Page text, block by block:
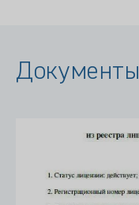
Документы